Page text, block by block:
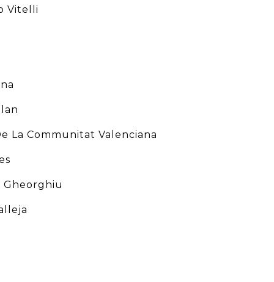
Vitelli
La Communitat Valenciana
Gheorghiu